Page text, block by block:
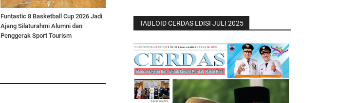
Funtastic 8 Basketball Cup 2026 Jadi
Ajang Silaturahmi Alumni dan
Penggerak Sport Tourism
TABLOID CERDAS EDISI JULI 2025